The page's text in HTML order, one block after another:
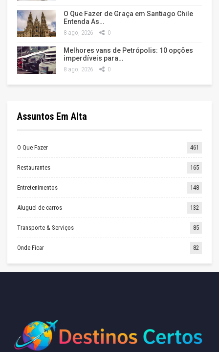
O Que Fazer de Graça em Santiago Chile
Entenda As…
8 ago, 2026 0
Melhores vans de Petrópolis: 10 opções
imperdíveis para…
8 ago, 2026 0
Assuntos Em Alta
O Que Fazer 461
Restaurantes 165
Entretenimentos 148
Aluguel de carros 132
Transporte & Serviços 85
Onde Ficar 82